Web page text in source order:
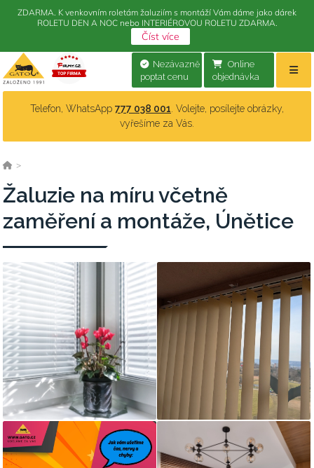
Online
objednávka
Nezávazně
poptat cenu
Telefon, WhatsApp 777 038 001 . Volejte, posílejte obrázky,
vyřešíme za Vás.
>
Žaluzie na míru včetně
zaměření a montáže, Únětice
ZDARMA. K venkovním roletám žaluziím s montáží Vám dáme jako dárek
ROLETU DEN A NOC nebo INTERIÉROVOU ROLETU ZDARMA.
Číst více